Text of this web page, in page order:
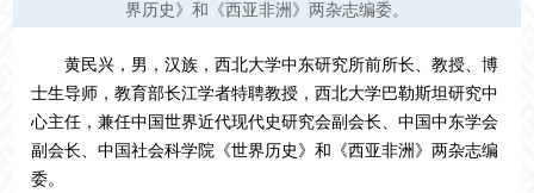
界历史》和《西亚非洲》两杂志编委。
黄民兴，男，汉族，西北大学中东研究所前所长、教授、博
士生导师，教育部长江学者特聘教授，西北大学巴勒斯坦研究中
心主任，兼任中国世界近代现代史研究会副会长、中国中东学会
副会长、中国社会科学院《世界历史》和《西亚非洲》两杂志编
委。